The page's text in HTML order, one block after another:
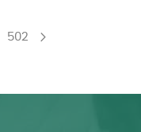
reading page
Page
502